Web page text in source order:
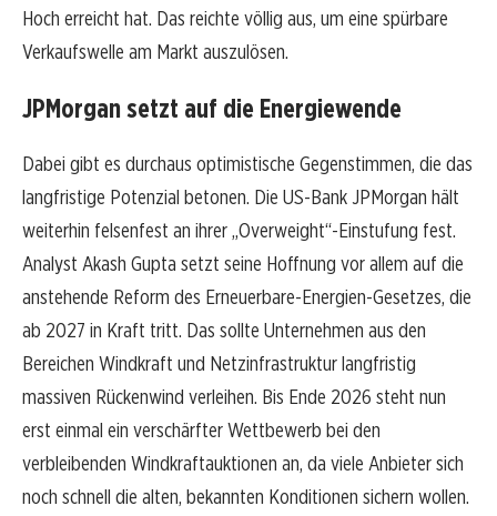
Hoch erreicht hat. Das reichte völlig aus, um eine spürbare
Verkaufswelle am Markt auszulösen.
JPMorgan setzt auf die Energiewende
Dabei gibt es durchaus optimistische Gegenstimmen, die das
langfristige Potenzial betonen. Die US-Bank JPMorgan hält
weiterhin felsenfest an ihrer „Overweight“-Einstufung fest.
Analyst Akash Gupta setzt seine Hoffnung vor allem auf die
anstehende Reform des Erneuerbare-Energien-Gesetzes, die
ab 2027 in Kraft tritt. Das sollte Unternehmen aus den
Bereichen Windkraft und Netzinfrastruktur langfristig
massiven Rückenwind verleihen. Bis Ende 2026 steht nun
erst einmal ein verschärfter Wettbewerb bei den
verbleibenden Windkraftauktionen an, da viele Anbieter sich
noch schnell die alten, bekannten Konditionen sichern wollen.